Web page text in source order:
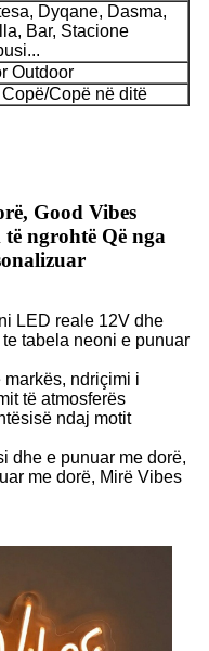
Dyqane, Dasma,
Bar, Stacione
Outdoor
Copë në ditë
Good Vibes
ngrohtë Që nga
LED reale 12V dhe
tabela neoni e punuar
ndriçimi i
të atmosferës
ndaj motit
dhe e punuar me dorë,
me dorë, Mirë Vibes